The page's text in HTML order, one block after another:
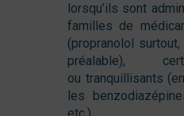
lorsqu’ils sont
familles de
(propranolol
préalable),
ou tranquillisants
les